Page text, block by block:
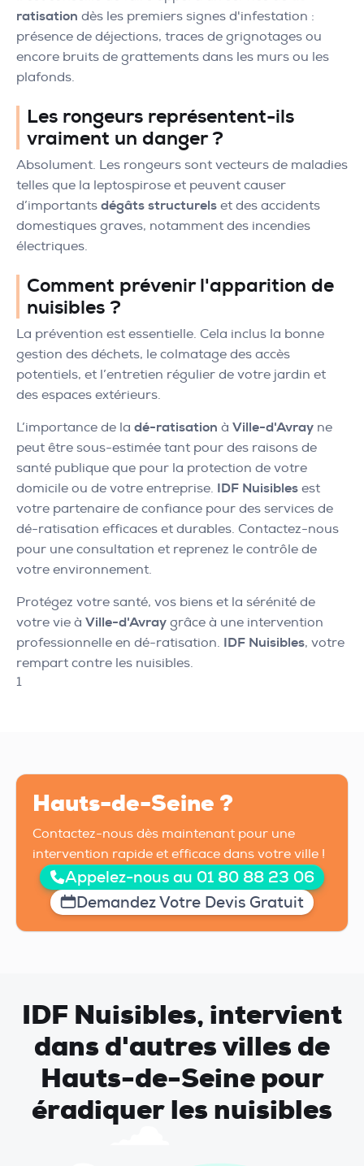
ratisation dès les premiers signes d'infestation :
présence de déjections, traces de grignotages ou
encore bruits de grattements dans les murs ou les
plafonds.
Les rongeurs représentent-ils
vraiment un danger ?
Absolument. Les rongeurs sont vecteurs de maladies
telles que la leptospirose et peuvent causer
d’importants dégâts structurels et des accidents
domestiques graves, notamment des incendies
électriques.
Comment prévenir l'apparition de
nuisibles ?
La prévention est essentielle. Cela inclus la bonne
gestion des déchets, le colmatage des accès
potentiels, et l’entretien régulier de votre jardin et
des espaces extérieurs.
L’importance de la dé-ratisation à Ville-d'Avray ne
peut être sous-estimée tant pour des raisons de
santé publique que pour la protection de votre
domicile ou de votre entreprise. IDF Nuisibles est
votre partenaire de confiance pour des services de
dé-ratisation efficaces et durables. Contactez-nous
pour une consultation et reprenez le contrôle de
votre environnement.
Protégez votre santé, vos biens et la sérénité de
votre vie à Ville-d'Avray grâce à une intervention
professionnelle en dé-ratisation. IDF Nuisibles, votre
rempart contre les nuisibles.
1
Hauts-de-Seine ?
Contactez-nous dès maintenant pour une
intervention rapide et efficace dans votre ville !
Appelez-nous au 01 80 88 23 06
Demandez Votre Devis Gratuit
IDF Nuisibles, intervient
dans d'autres villes de
Hauts-de-Seine pour
éradiquer les nuisibles